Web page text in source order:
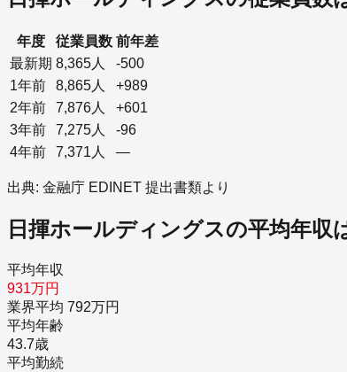
年度 従業員数 前年差
最新期 8,365人
-500
1年前
8,865人
+989
2年前
7,876人
+601
3年前
7,275人
-96
4年前
7,371 人 —
出典: 金融庁 EDINET 提出書類より
日揮ホールディングスの平均年収
平均年収
931万円
業界平均 792万円
平均年齢
43.7歳
平均勤続